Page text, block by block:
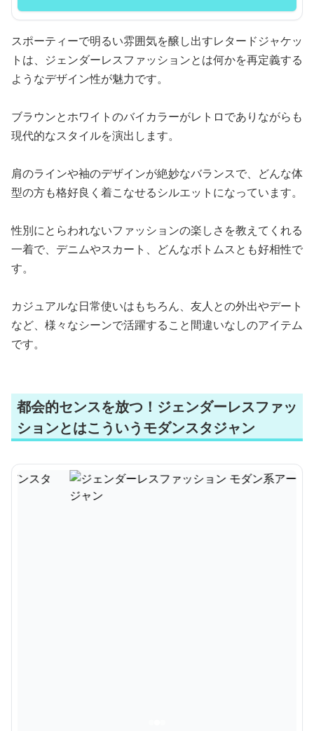
スポーティーで明るい雰囲気を醸し出すレタードジャケッ
トは、ジェンダーレスファッションとは何かを再定義する
ようなデザイン性が魅力です。
ブラウンとホワイトのバイカラーがレトロでありながらも
現代的なスタイルを演出します。
肩のラインや袖のデザインが絶妙なバランスで、どんな体
型の方も格好良く着こなせるシルエットになっています。
性別にとらわれないファッションの楽しさを教えてくれる
一着で、デニムやスカート、どんなボトムスとも好相性で
す。
カジュアルな日常使いはもちろん、友人との外出やデート
など、様々なシーンで活躍すること間違いなしのアイテム
です。
都会的センスを放つ！ジェンダーレスファッ
ションとはこういうモダンスタジャン